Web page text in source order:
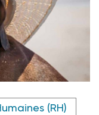
(RH)